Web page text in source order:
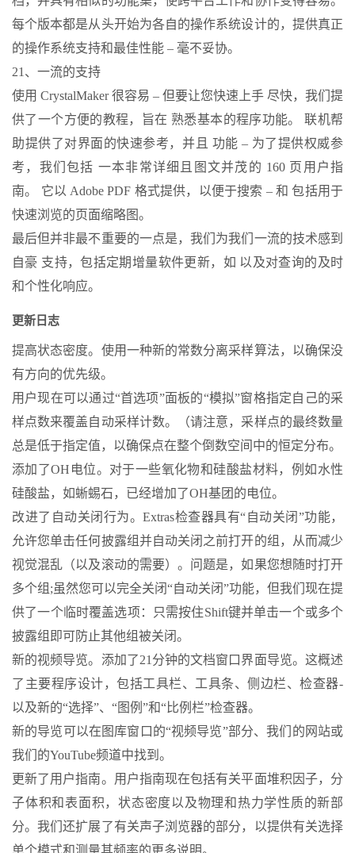
每个版本都是从头开始为各自的操作系统设计的，提供真正
的操作系统支持和最佳性能 – 毫不妥协。
21、一流的支持
使用 CrystalMaker 很容易 – 但要让您快速上手 尽快，我们提
供了一个方便的教程，旨在 熟悉基本的程序功能。 联机帮
助提供了对界面的快速参考，并且 功能 – 为了提供权威参
考，我们包括 一本非常详细且图文并茂的 160 页用户指
南。 它以 Adobe PDF 格式提供，以便于搜索 – 和 包括用于
快速浏览的页面缩略图。
最后但并非最不重要的一点是，我们为我们一流的技术感到
自豪 支持，包括定期增量软件更新，如 以及对查询的及时
和个性化响应。
更新日志
提高状态密度。使用一种新的常数分离采样算法，以确保没
有方向的优先级。
用户现在可以通过“首选项”面板的“模拟”窗格指定自己的采
样点数来覆盖自动采样计数。（请注意，采样点的最终数量
总是低于指定值，以确保点在整个倒数空间中的恒定分布。
添加了OH电位。对于一些氧化物和硅酸盐材料，例如水性
硅酸盐，如蜥蜴石，已经增加了OH基团的电位。
改进了自动关闭行为。Extras检查器具有“自动关闭”功能，
允许您单击任何披露组并自动关闭之前打开的组，从而减少
视觉混乱（以及滚动的需要）。问题是，如果您想随时打开
多个组;虽然您可以完全关闭“自动关闭”功能，但我们现在提
供了一个临时覆盖选项：只需按住Shift键并单击一个或多个
披露组即可防止其他组被关闭。
新的视频导览。添加了21分钟的文档窗口界面导览。这概述
了主要程序设计，包括工具栏、工具条、侧边栏、检查器-
以及新的“选择”、“图例”和“比例栏”检查器。
新的导览可以在图库窗口的“视频导览”部分、我们的网站或
我们的YouTube频道中找到。
更新了用户指南。用户指南现在包括有关平面堆积因子，分
子体积和表面积，状态密度以及物理和热力学性质的新部
分。我们还扩展了有关声子浏览器的部分，以提供有关选择
单个模式和测量其频率的更多说明。